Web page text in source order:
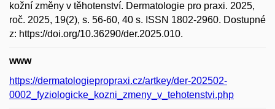
kožní změny v těhotenství. Dermatologie pro praxi. 2025,
roč. 2025, 19(2), s. 56-60, 40 s. ISSN 1802-2960. Dostupné
z: https://doi.org/10.36290/der.2025.010.
www
https://dermatologiepropraxi.cz/artkey/der-202502-
0002_fyziologicke_kozni_zmeny_v_tehotenstvi.php